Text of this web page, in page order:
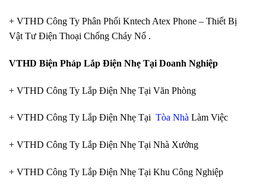
+ VTHD Công Ty Phân Phối Kntech Atex Phone – Thiết Bị
Vật Tư Điện Thoại Chống Cháy Nổ .
VTHD Biện Pháp Lắp Điện Nhẹ Tại Doanh Nghiệp
+ VTHD Công Ty Lắp Điện Nhẹ Tại Văn Phòng
+ VTHD Công Ty Lắp Điện Nhẹ Tại Tòa Nhà Làm Việc
+ VTHD Công Ty Lắp Điện Nhẹ Tại Nhà Xưởng
+ VTHD Công Ty Lắp Điện Nhẹ Tại Khu Công Nghiệp